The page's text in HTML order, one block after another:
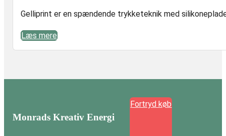
Gelliprint er en spændende trykketeknik med
Læs mere
Monrads Kreativ Energi
Fortryd køb